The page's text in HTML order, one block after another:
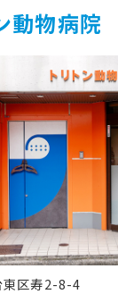
なりました先
優しく感じが
つ丁寧に分か
す飼い主に取
ちろん猫ちゃ
も一緒ですよ
らなくすぐ病
も多くそん
ます日曜祭日
絡入れたら折
当に有りが
が一番です
で心強い気持
動物病院
東区寿2-8-4